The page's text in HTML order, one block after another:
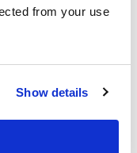
from your use
Show details
Veranstaltungen,
Kalender